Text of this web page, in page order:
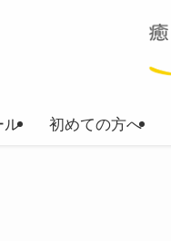
ル 初めての方へ